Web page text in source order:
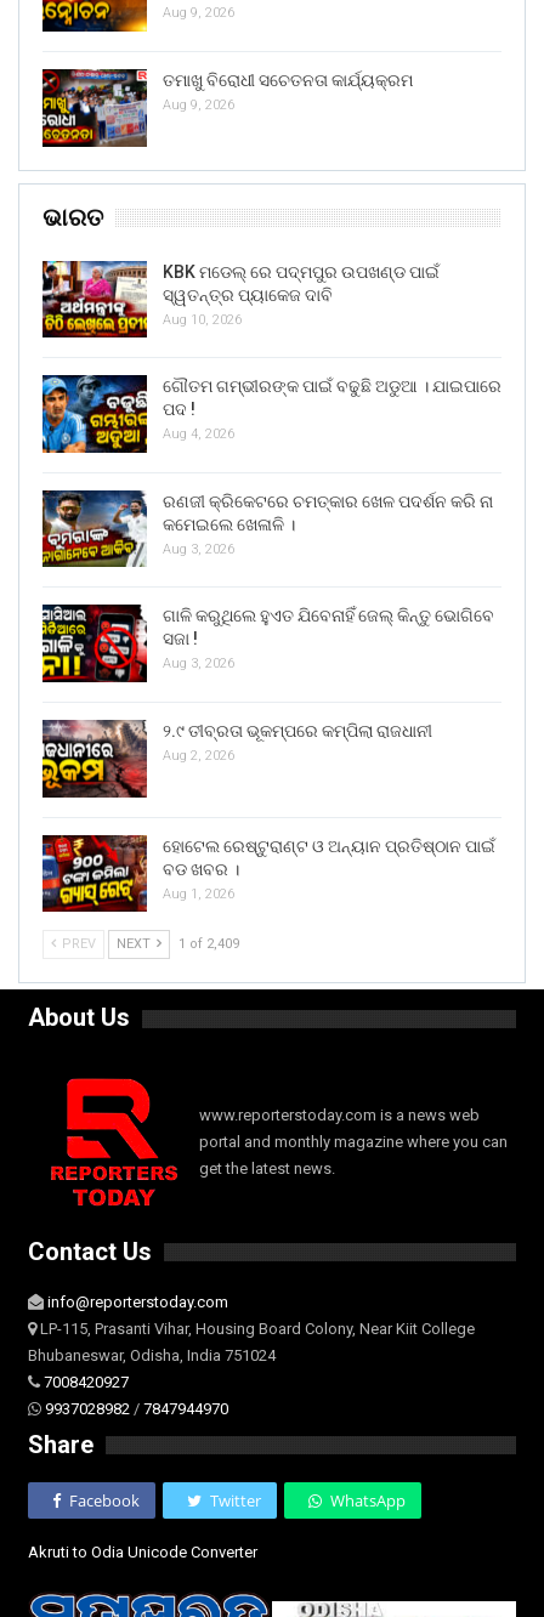
Aug 9, 2026
ତମାଖୁ ବିରୋଧୀ ସଚେତନତା କାର୍ଯ୍ୟକ୍ରମ
Aug 9, 2026
ଭାରତ
KBK ମଡେଲ୍ ରେ ପଦ୍ମପୁର ଉପଖଣ୍ଡ ପାଇଁ
ସ୍ୱତନ୍ତ୍ର ପ୍ୟାକେଜ ଦାବି
Aug 10, 2026
ଗୌତମ ଗମ୍ଭୀରଙ୍କ ପାଇଁ ବଢୁଛି ଅଡୁଆ । ଯାଇପାରେ
ପଦ !
Aug 4, 2026
ରଣଜୀ କ୍ରିକେଟରେ ଚମତ୍କାର ଖେଳ ପଦର୍ଶନ କରି ନା
କମେଇଲେ ଖେଳାଳି ।
Aug 3, 2026
ଗାଳି କରୁଥିଲେ ହୁଏତ ଯିବେନାହିଁ ଜେଲ୍ କିନ୍ତୁ ଭୋଗିବେ
ସଜା !
Aug 3, 2026
୨.୯ ତୀବ୍ରତା ଭୂକମ୍ପରେ କମ୍ପିଲା ରାଜଧାନୀ
Aug 2, 2026
ହୋଟେଲ ରେଷ୍ଟୁରାଣ୍ଟ ଓ ଅନ୍ୟାନ ପ୍ରତିଷ୍ଠାନ ପାଇଁ
ବଡ ଖବର ।
Aug 1, 2026
PREV NEXT 1 of 2,409
About Us
www.reporterstoday.com is a news web
portal and monthly magazine where you can
get the latest news.
Contact Us
info@reporterstoday.com
LP-115, Prasanti Vihar, Housing Board Colony, Near Kiit College
Bhubaneswar, Odisha, India 751024
7008420927
9937028982 / 7847944970
Share
Facebook Twitter WhatsApp
Akruti to Odia Unicode Converter